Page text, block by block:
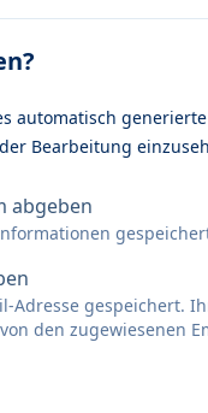
automatisch
Bearbeitung
abgeben
gespeichert.
den zugewiesenen